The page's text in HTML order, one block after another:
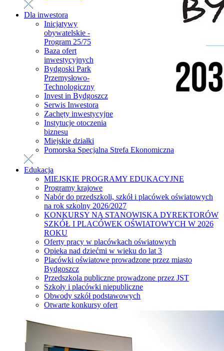
Dla inwestora
Inicjatywy
obywatelskie -
Program 25/75
Baza ofert
inwestycyjnych
Bydgoski Park
Przemysłowo-
Technologiczny
Invest in Bydgoszcz
Serwis Inwestora
Zachęty inwestycyjne
Instytucje otoczenia
biznesu
Miejskie działki
Pomorska Specjalna Strefa Ekonomiczna
Edukacja
MIEJSKIE PROGRAMY EDUKACYJNE
Programy krajowe
Nabór do przedszkoli, szkół i placówek oświatowych
na rok szkolny 2026/2027
KONKURSY NA STANOWISKA DYREKTORÓW
SZKÓŁ I PLACÓWEK OŚWIATOWYCH W 2026
ROKU
Oferty pracy w placówkach oświatowych
Opieka nad dziećmi w wieku do lat 3
Placówki oświatowe prowadzone przez miasto
Bydgoszcz
Przedszkola publiczne prowadzone przez JST
Szkoły i placówki niepubliczne
Obwody szkół podstawowych
Otwarte konkursy ofert